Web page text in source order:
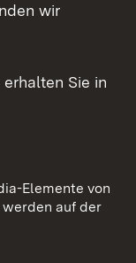
wir
Sie in
Elemente von
auf der